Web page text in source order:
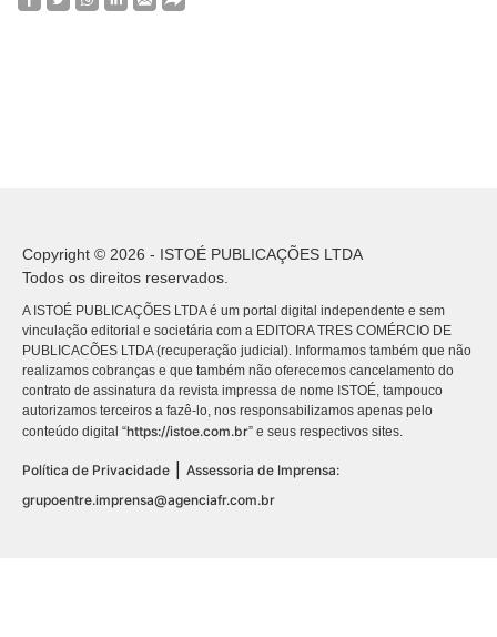
Copyright © 2026 - ISTOÉ PUBLICAÇÕES LTDA
Todos os direitos reservados.
A ISTOÉ PUBLICAÇÕES LTDA é um portal digital independente e sem
vinculação editorial e societária com a EDITORA TRES COMÉRCIO DE
PUBLICACÕES LTDA (recuperação judicial). Informamos também que não
realizamos cobranças e que também não oferecemos cancelamento do
contrato de assinatura da revista impressa de nome ISTOÉ, tampouco
autorizamos terceiros a fazê-lo, nos responsabilizamos apenas pelo
conteúdo digital “https://istoe.com.br” e seus respectivos sites.
Política de Privacidade
Assessoria de Imprensa:
grupoentre.imprensa@agenciafr.com.br